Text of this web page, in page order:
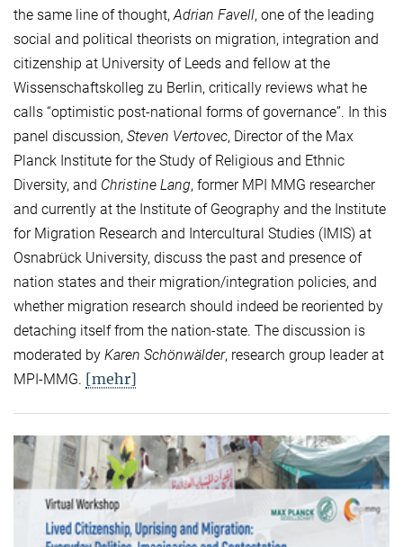
the same line of thought,Adrian Favell, one of the leading
social and political theorists on migration, integration and
citizenship at University of Leeds and fellow at the
Wissenschaftskolleg zu Berlin, critically reviews what he
calls “optimistic post-national forms of governance”. In this
panel discussion, Steven Vertovec, Director of the Max
Planck Institute for the Study of Religious and Ethnic
Diversity, and Christine Lang, former MPI MMG researcher
and currently at the Institute of Geography and the Institute
for Migration Research and Intercultural Studies (IMIS) at
Osnabrück University, discuss the past and presence of
nation states and their migration/integration policies, and
whether migration research should indeed be reoriented by
detaching itself from the nation-state. The discussion is
moderated by Karen Schönwälder, research group leader at
MPI-MMG. [mehr]